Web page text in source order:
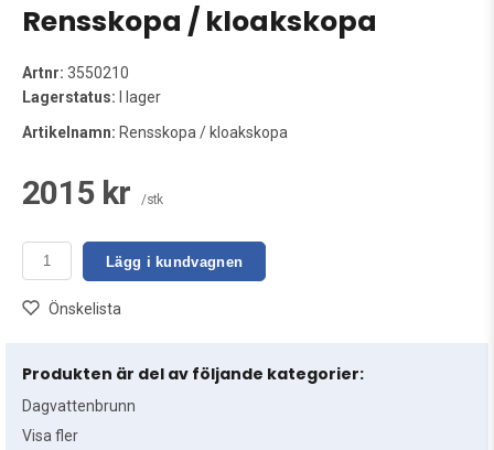
Rensskopa / kloakskopa
Artnr: 3550210
Lagerstatus: I lager
Artikelnamn: Rensskopa / kloakskopa
2015 kr /stk
Lägg i kundvagnen
Önskelista
Produkten är del av följande kategorier:
Dagvattenbrunn
Visa fler